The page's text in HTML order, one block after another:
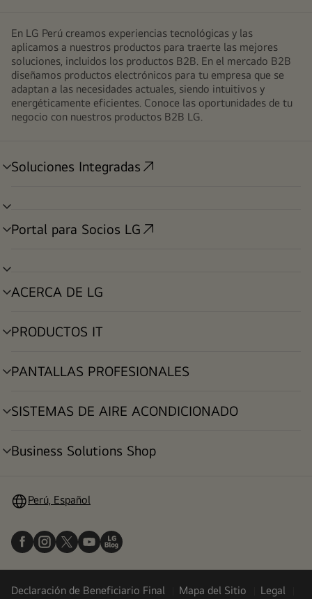
En LG Perú creamos experiencias tecnológicas y las
aplicamos a nuestros productos para traerte las mejores
soluciones, incluidos los productos B2B. En el mercado B2B
diseñamos productos electrónicos para tu empresa que se
adaptan a las necesidades actuales, siendo intuitivos y
energéticamente eficientes. Conoce las oportunidades de tu
negocio con nuestros productos B2B LG.
Soluciones Integradas
alternar
alternar
Portal para Socios LG
alternar
alternar
ACERCA DE LG
alternar
PRODUCTOS IT
alternar
PANTALLAS PROFESIONALES
alternar
SISTEMAS DE AIRE ACONDICIONADO
alternar
Business Solutions Shop
alternar
Perú, Español
Declaración de Beneficiario Final Mapa del Sitio
Legal